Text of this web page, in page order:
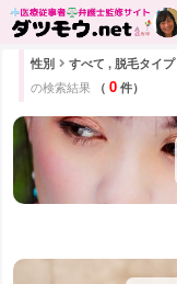
性別 すべて , 脱毛タイプ
の検索結果 （ 0件）